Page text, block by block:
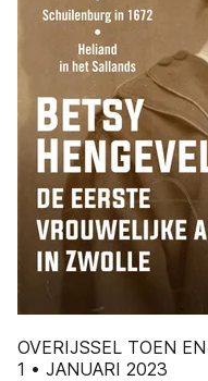
OVERIJSSEL TOEN
1 • JANUARI 2023